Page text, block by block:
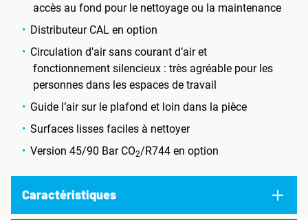
accès au fond pour le nettoyage ou la maintenance
Distributeur CAL en option
Circulation d’air sans courant d’air et
fonctionnement silencieux : très agréable pour les
personnes dans les espaces de travail
Guide l’air sur le plafond et loin dans la pièce
Surfaces lisses faciles à nettoyer
Version 45/90 Bar CO2/R744 en option
Caractéristiques